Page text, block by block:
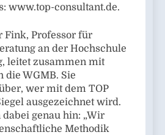
www.top-consultant.de.
Fink, Professor für
an der Hochschule
leitet zusammen mit
die WGMB. Sie
wer mit dem TOP
ausgezeichnet wird.
genau hin: „Wir
Methodik